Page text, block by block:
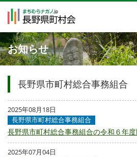
お知らせ
長野県市町村総合事務組合
2025年08月18日
長野県市町村総合事務組合
長野県市町村総合事務組合の令和６年
2025年07月04日